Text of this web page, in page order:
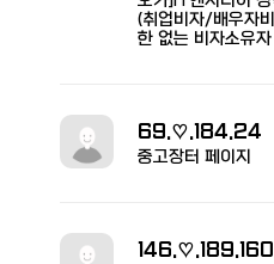
(취업비자/배우자
한 없는 비자소유자
69.♡.184.24
중고장터 페이지
146.♡.189.160